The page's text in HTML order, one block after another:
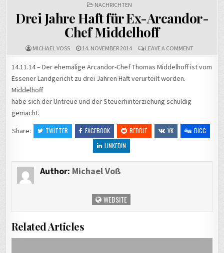
POSTED
IN
NACHRICHTEN
Drei Jahre Haft für Ex-Arcandor-
Chef Middelhoff
MICHAEL VOSS 14. NOVEMBER 2014 LEAVE A COMMENTON
DREI
HAFT
14.11.14 – Der ehemalige Arcandor-Chef Thomas Middelhoff ist vom
Essener Landgericht zu drei Jahren Haft verurteilt worden.
Middelhoff
habe sich der Untreue und der Steuerhinterziehung schuldig
gemacht.
Share:
TWITTER FACEBOOK REDDIT VK
DIGG
LINKEDIN
Author: Michael Voß
WEBSITE
Related Articles